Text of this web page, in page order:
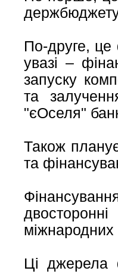
По-друге,
увазі –
запуску
та
"єОселя"
Також
та
міжнародних
Ці джерела